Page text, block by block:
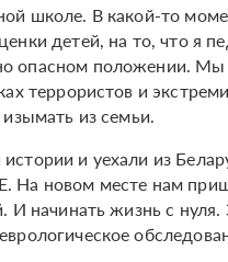
школе. В какой-то
детей, на то, что я
опасном положении.
террористов и
из семьи.
и уехали из
новом месте нам
И начинать жизнь с